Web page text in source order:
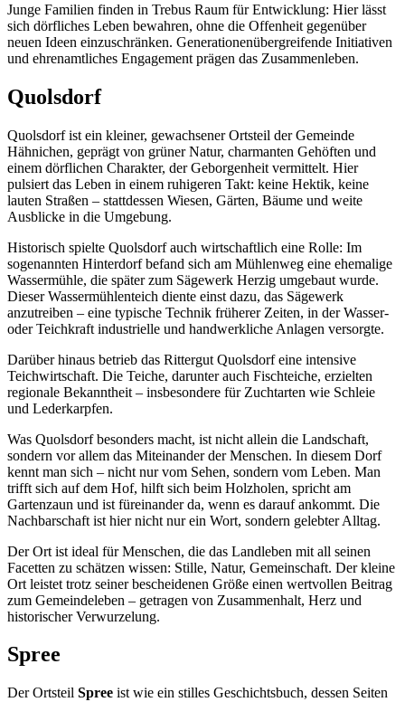
Junge Familien finden in Trebus Raum für Entwicklung: Hier lässt
sich dörfliches Leben bewahren, ohne die Offenheit gegenüber
neuen Ideen einzuschränken. Generationenübergreifende Initiativen
und ehrenamtliches Engagement prägen das Zusammenleben.
Quolsdorf
Quolsdorf ist ein kleiner, gewachsener Ortsteil der Gemeinde
Hähnichen, geprägt von grüner Natur, charmanten Gehöften und
einem dörflichen Charakter, der Geborgenheit vermittelt. Hier
pulsiert das Leben in einem ruhigeren Takt: keine Hektik, keine
lauten Straßen – stattdessen Wiesen, Gärten, Bäume und weite
Ausblicke in die Umgebung.
Historisch spielte Quolsdorf auch wirtschaftlich eine Rolle: Im
sogenannten Hinterdorf befand sich am Mühlenweg eine ehemalige
Wassermühle, die später zum Sägewerk Herzig umgebaut wurde.
Dieser Wassermühlenteich diente einst dazu, das Sägewerk
anzutreiben – eine typische Technik früherer Zeiten, in der Wasser-
oder Teichkraft industrielle und handwerkliche Anlagen versorgte.
Darüber hinaus betrieb das Rittergut Quolsdorf eine intensive
Teichwirtschaft. Die Teiche, darunter auch Fischteiche, erzielten
regionale Bekanntheit – insbesondere für Zuchtarten wie Schleie
und Lederkarpfen.
Was Quolsdorf besonders macht, ist nicht allein die Landschaft,
sondern vor allem das Miteinander der Menschen. In diesem Dorf
kennt man sich – nicht nur vom Sehen, sondern vom Leben. Man
trifft sich auf dem Hof, hilft sich beim Holzholen, spricht am
Gartenzaun und ist füreinander da, wenn es darauf ankommt. Die
Nachbarschaft ist hier nicht nur ein Wort, sondern gelebter Alltag.
Der Ort ist ideal für Menschen, die das Landleben mit all seinen
Facetten zu schätzen wissen: Stille, Natur, Gemeinschaft. Der kleine
Ort leistet trotz seiner bescheidenen Größe einen wertvollen Beitrag
zum Gemeindeleben – getragen von Zusammenhalt, Herz und
historischer Verwurzelung.
Spree
Der Ortsteil Spree ist wie ein stilles Geschichtsbuch, dessen Seiten